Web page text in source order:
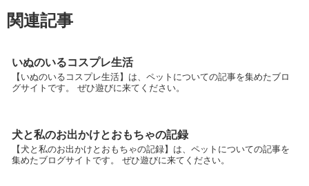
関連記事
いぬのいるコスプレ生活
【いぬのいるコスプレ生活】は、ペットについての記事を集めたブロ
グサイトです。 ぜひ遊びに来てください。
犬と私のお出かけとおもちゃの記録
【犬と私のお出かけとおもちゃの記録】は、ペットについての記事を
集めたブログサイトです。 ぜひ遊びに来てください。